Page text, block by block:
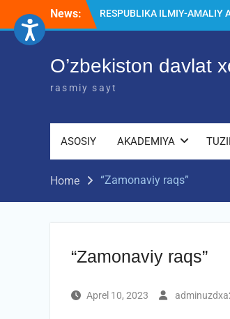
content
News:
RESPUBLIKA ILMIY-AMALIY
bo‘lib o‘tdi
O’zbekiston davlat
rasmiy sayt
ASOSIY AKADEMIYA
Home “Zamonaviy raqs”
“Zamonaviy raqs”
Aprel 10, 2023